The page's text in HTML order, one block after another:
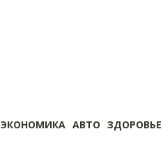
ЭКОНОМИКА АВТО ЗДОРОВЬЕ